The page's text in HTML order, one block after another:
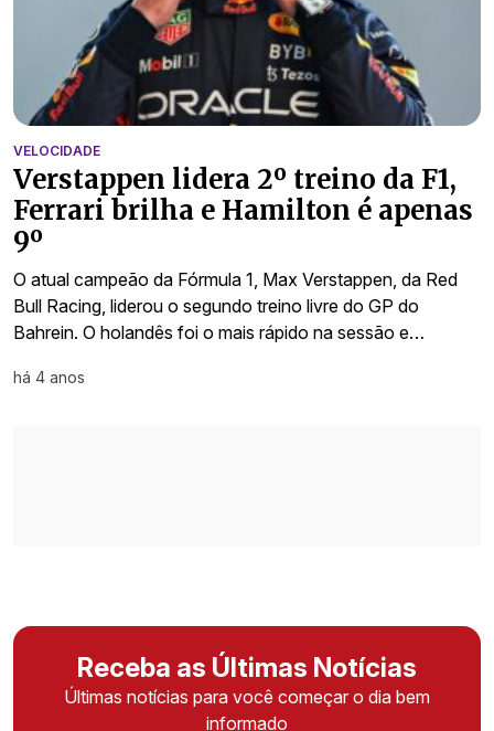
VELOCIDADE
Verstappen lidera 2º treino da F1,
Ferrari brilha e Hamilton é apenas
9º
O atual campeão da Fórmula 1, Max Verstappen, da Red
Bull Racing, liderou o segundo treino livre do GP do
Bahrein. O holandês foi o mais rápido na sessão e…
há 4 anos
Receba as Últimas Notícias
Últimas notícias para você começar o dia bem
informado